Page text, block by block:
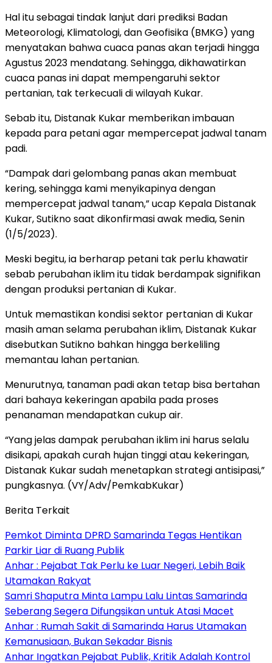
Hal itu sebagai tindak lanjut dari prediksi Badan
Meteorologi, Klimatologi, dan Geofisika (BMKG) yang
menyatakan bahwa cuaca panas akan terjadi hingga
Agustus 2023 mendatang. Sehingga, dikhawatirkan
cuaca panas ini dapat mempengaruhi sektor
pertanian, tak terkecuali di wilayah Kukar.
Sebab itu, Distanak Kukar memberikan imbauan
kepada para petani agar mempercepat jadwal tanam
padi.
“Dampak dari gelombang panas akan membuat
kering, sehingga kami menyikapinya dengan
mempercepat jadwal tanam,” ucap Kepala Distanak
Kukar, Sutikno saat dikonfirmasi awak media, Senin
(1/5/2023).
Meski begitu, ia berharap petani tak perlu khawatir
sebab perubahan iklim itu tidak berdampak signifikan
dengan produksi pertanian di Kukar.
Untuk memastikan kondisi sektor pertanian di Kukar
masih aman selama perubahan iklim, Distanak Kukar
disebutkan Sutikno bahkan hingga berkeliling
memantau lahan pertanian.
Menurutnya, tanaman padi akan tetap bisa bertahan
dari bahaya kekeringan apabila pada proses
penanaman mendapatkan cukup air.
“Yang jelas dampak perubahan iklim ini harus selalu
disikapi, apakah curah hujan tinggi atau kekeringan,
Distanak Kukar sudah menetapkan strategi antisipasi,”
pungkasnya. (VY/Adv/PemkabKukar)
Berita Terkait
Pemkot Diminta DPRD Samarinda Tegas Hentikan
Parkir Liar di Ruang Publik
Anhar : Pejabat Tak Perlu ke Luar Negeri, Lebih Baik
Utamakan Rakyat
Samri Shaputra Minta Lampu Lalu Lintas Samarinda
Seberang Segera Difungsikan untuk Atasi Macet
Anhar : Rumah Sakit di Samarinda Harus Utamakan
Kemanusiaan, Bukan Sekadar Bisnis
Anhar Ingatkan Pejabat Publik, Kritik Adalah Kontrol